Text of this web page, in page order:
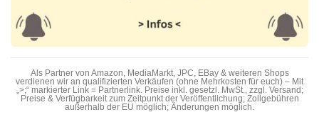
Als Partner von Amazon, MediaMarkt, JPC, EBay & weiteren Shops
verdienen wir an qualifizierten Verkäufen (ohne Mehrkosten für euch) – Mit
„>;“ markierter Link = Partnerlink. Preise inkl. gesetzl. MwSt., zzgl. Versand;
Preise & Verfügbarkeit zum Zeitpunkt der Veröffentlichung; Zollgebühren
außerhalb der EU möglich; Änderungen möglich.